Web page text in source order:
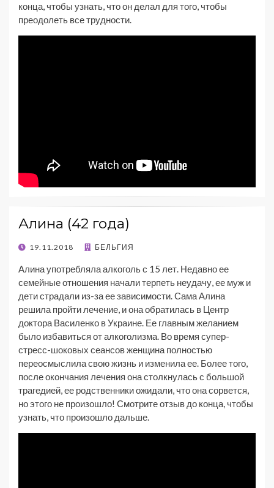
конца, чтобы узнать, что он делал для того, чтобы
преодолеть все трудности.
Алина (42 года)
19.11.2018 БЕЛЬГИЯ
Алина употребляла алкоголь с 15 лет. Недавно ее
семейные отношения начали терпеть неудачу, ее муж и
дети страдали из-за ее зависимости. Сама Алина
решила пройти лечение, и она обратилась в Центр
доктора Василенко в Украине. Ее главным желанием
было избавиться от алкоголизма. Во время супер-
стресс-шоковых сеансов женщина полностью
переосмыслила свою жизнь и изменила ее. Более того,
после окончания лечения она столкнулась с большой
трагедией, ее родственники ожидали, что она сорвется,
но этого не произошло! Смотрите отзыв до конца, чтобы
узнать, что произошло дальше.